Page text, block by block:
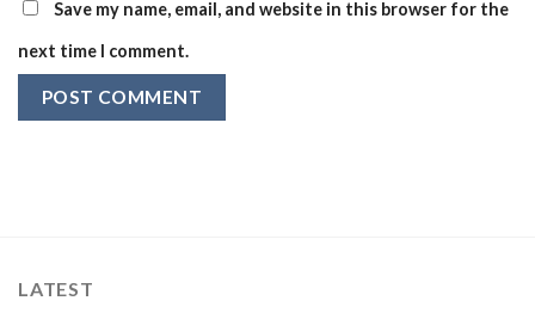
Save my name, email, and website in this browser for the
next time I comment.
LATEST